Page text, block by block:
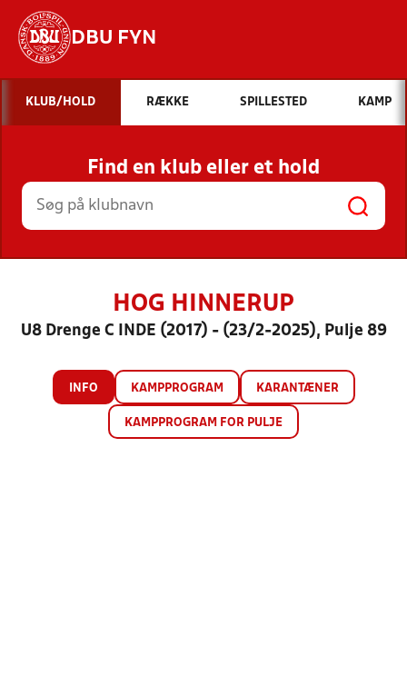
DBU FYN
Hvad vil du søge efter?
INDHOLD OG NYHEDER
STILLINGER, RESULTATER, KLUBBER OG
HOLD
KLUB/HOLD RÆKKE SPILLESTED KAMP
Find en klub eller et hold
HOG HINNERUP
U8 Drenge C INDE (2017) - (23/2-2025), Pulje 89
INFO KAMPPROGRAM KARANTÆNER
KAMPPROGRAM FOR PULJE